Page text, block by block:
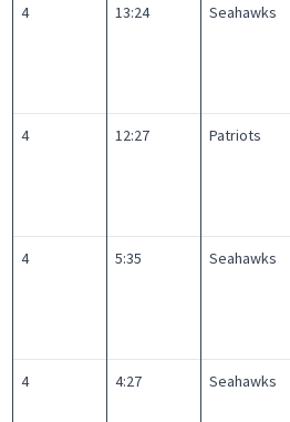
4 13:24 Seahawks
4 12:27 Patriots
4 5:35 Seahawks
4 4:27 Seahawks